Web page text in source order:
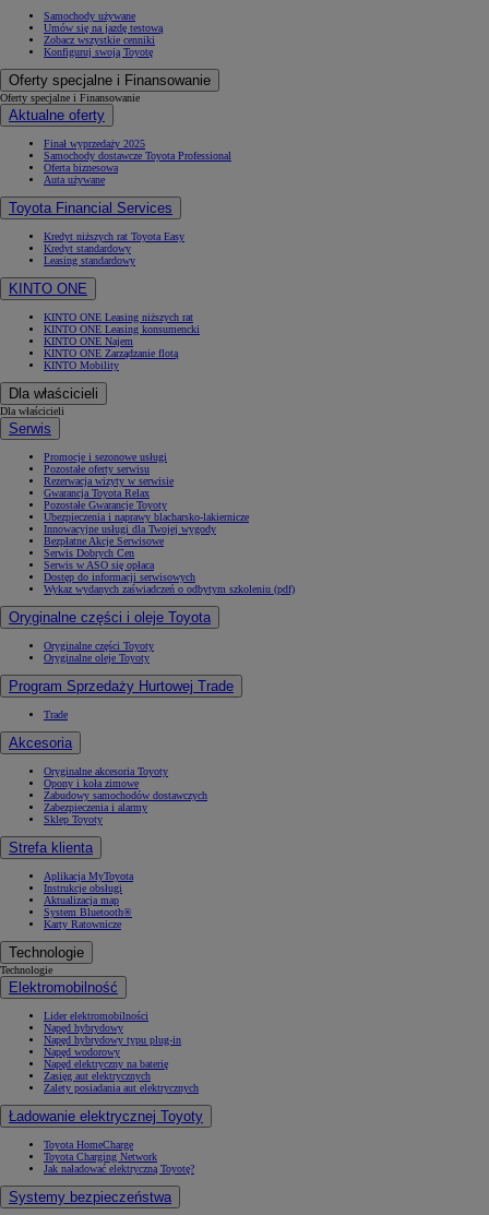
Samochody używane
Umów się na jazdę testową
Zobacz wszystkie cenniki
Konfiguruj swoją Toyotę
Oferty specjalne i Finansowanie
Oferty specjalne i Finansowanie
Aktualne oferty
Finał wyprzedaży 2025
Samochody dostawcze Toyota Professional
Oferta biznesowa
Auta używane
Toyota Financial Services
Kredyt niższych rat Toyota Easy
Kredyt standardowy
Leasing standardowy
KINTO ONE
KINTO ONE Leasing niższych rat
KINTO ONE Leasing konsumencki
KINTO ONE Najem
KINTO ONE Zarządzanie flotą
KINTO Mobility
Dla właścicieli
Dla właścicieli
Serwis
Promocje i sezonowe usługi
Pozostałe oferty serwisu
Rezerwacja wizyty w serwisie
Gwarancja Toyota Relax
Pozostałe Gwarancje Toyoty
Ubezpieczenia i naprawy blacharsko-lakiernicze
Innowacyjne usługi dla Twojej wygody
Bezpłatne Akcje Serwisowe
Serwis Dobrych Cen
Serwis w ASO się opłaca
Dostęp do informacji serwisowych
Wykaz wydanych zaświadczeń o odbytym szkoleniu (pdf)
Oryginalne części i oleje Toyota
Oryginalne części Toyoty
Oryginalne oleje Toyoty
Program Sprzedaży Hurtowej Trade
Trade
Akcesoria
Oryginalne akcesoria Toyoty
Opony i koła zimowe
Zabudowy samochodów dostawczych
Zabezpieczenia i alarmy
Sklep Toyoty
Strefa klienta
Aplikacja MyToyota
Instrukcje obsługi
Aktualizacja map
System Bluetooth®
Karty Ratownicze
Technologie
Technologie
Elektromobilność
Lider elektromobilności
Napęd hybrydowy
Napęd hybrydowy typu plug-in
Napęd wodorowy
Napęd elektryczny na baterię
Zasięg aut elektrycznych
Zalety posiadania aut elektrycznych
Ładowanie elektrycznej Toyoty
Toyota HomeCharge
Toyota Charging Network
Jak naładować elektryczną Toyotę?
Systemy bezpieczeństwa